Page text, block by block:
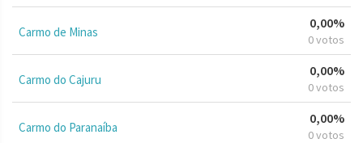
Carmo de Minas
0,00%
0 votos
Carmo do Cajuru
0,00%
0 votos
Carmo do Paranaíba
0,00%
0 votos